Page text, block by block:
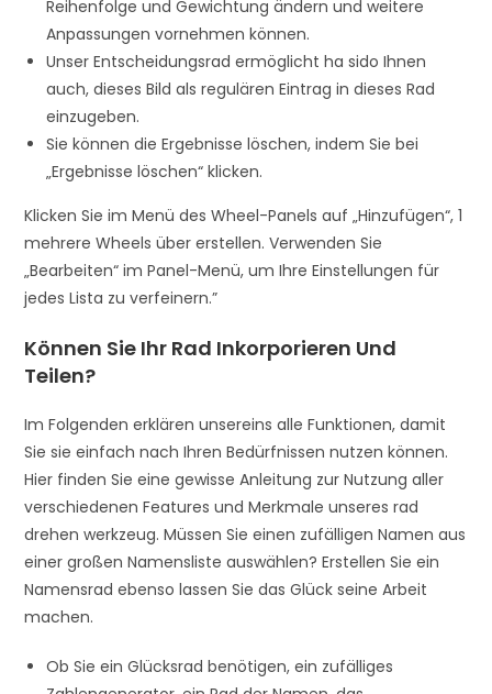
Reihenfolge und Gewichtung ändern und weitere
Anpassungen vornehmen können.
Unser Entscheidungsrad ermöglicht ha sido Ihnen
auch, dieses Bild als regulären Eintrag in dieses Rad
einzugeben.
Sie können die Ergebnisse löschen, indem Sie bei
„Ergebnisse löschen“ klicken.
Klicken Sie im Menü des Wheel-Panels auf „Hinzufügen“, 1
mehrere Wheels über erstellen. Verwenden Sie
„Bearbeiten“ im Panel-Menü, um Ihre Einstellungen für
jedes Lista zu verfeinern.”
Können Sie Ihr Rad Inkorporieren Und
Teilen?
Im Folgenden erklären unsereins alle Funktionen, damit
Sie sie einfach nach Ihren Bedürfnissen nutzen können.
Hier finden Sie eine gewisse Anleitung zur Nutzung aller
verschiedenen Features und Merkmale unseres rad
drehen werkzeug. Müssen Sie einen zufälligen Namen aus
einer großen Namensliste auswählen? Erstellen Sie ein
Namensrad ebenso lassen Sie das Glück seine Arbeit
machen.
Ob Sie ein Glücksrad benötigen, ein zufälliges